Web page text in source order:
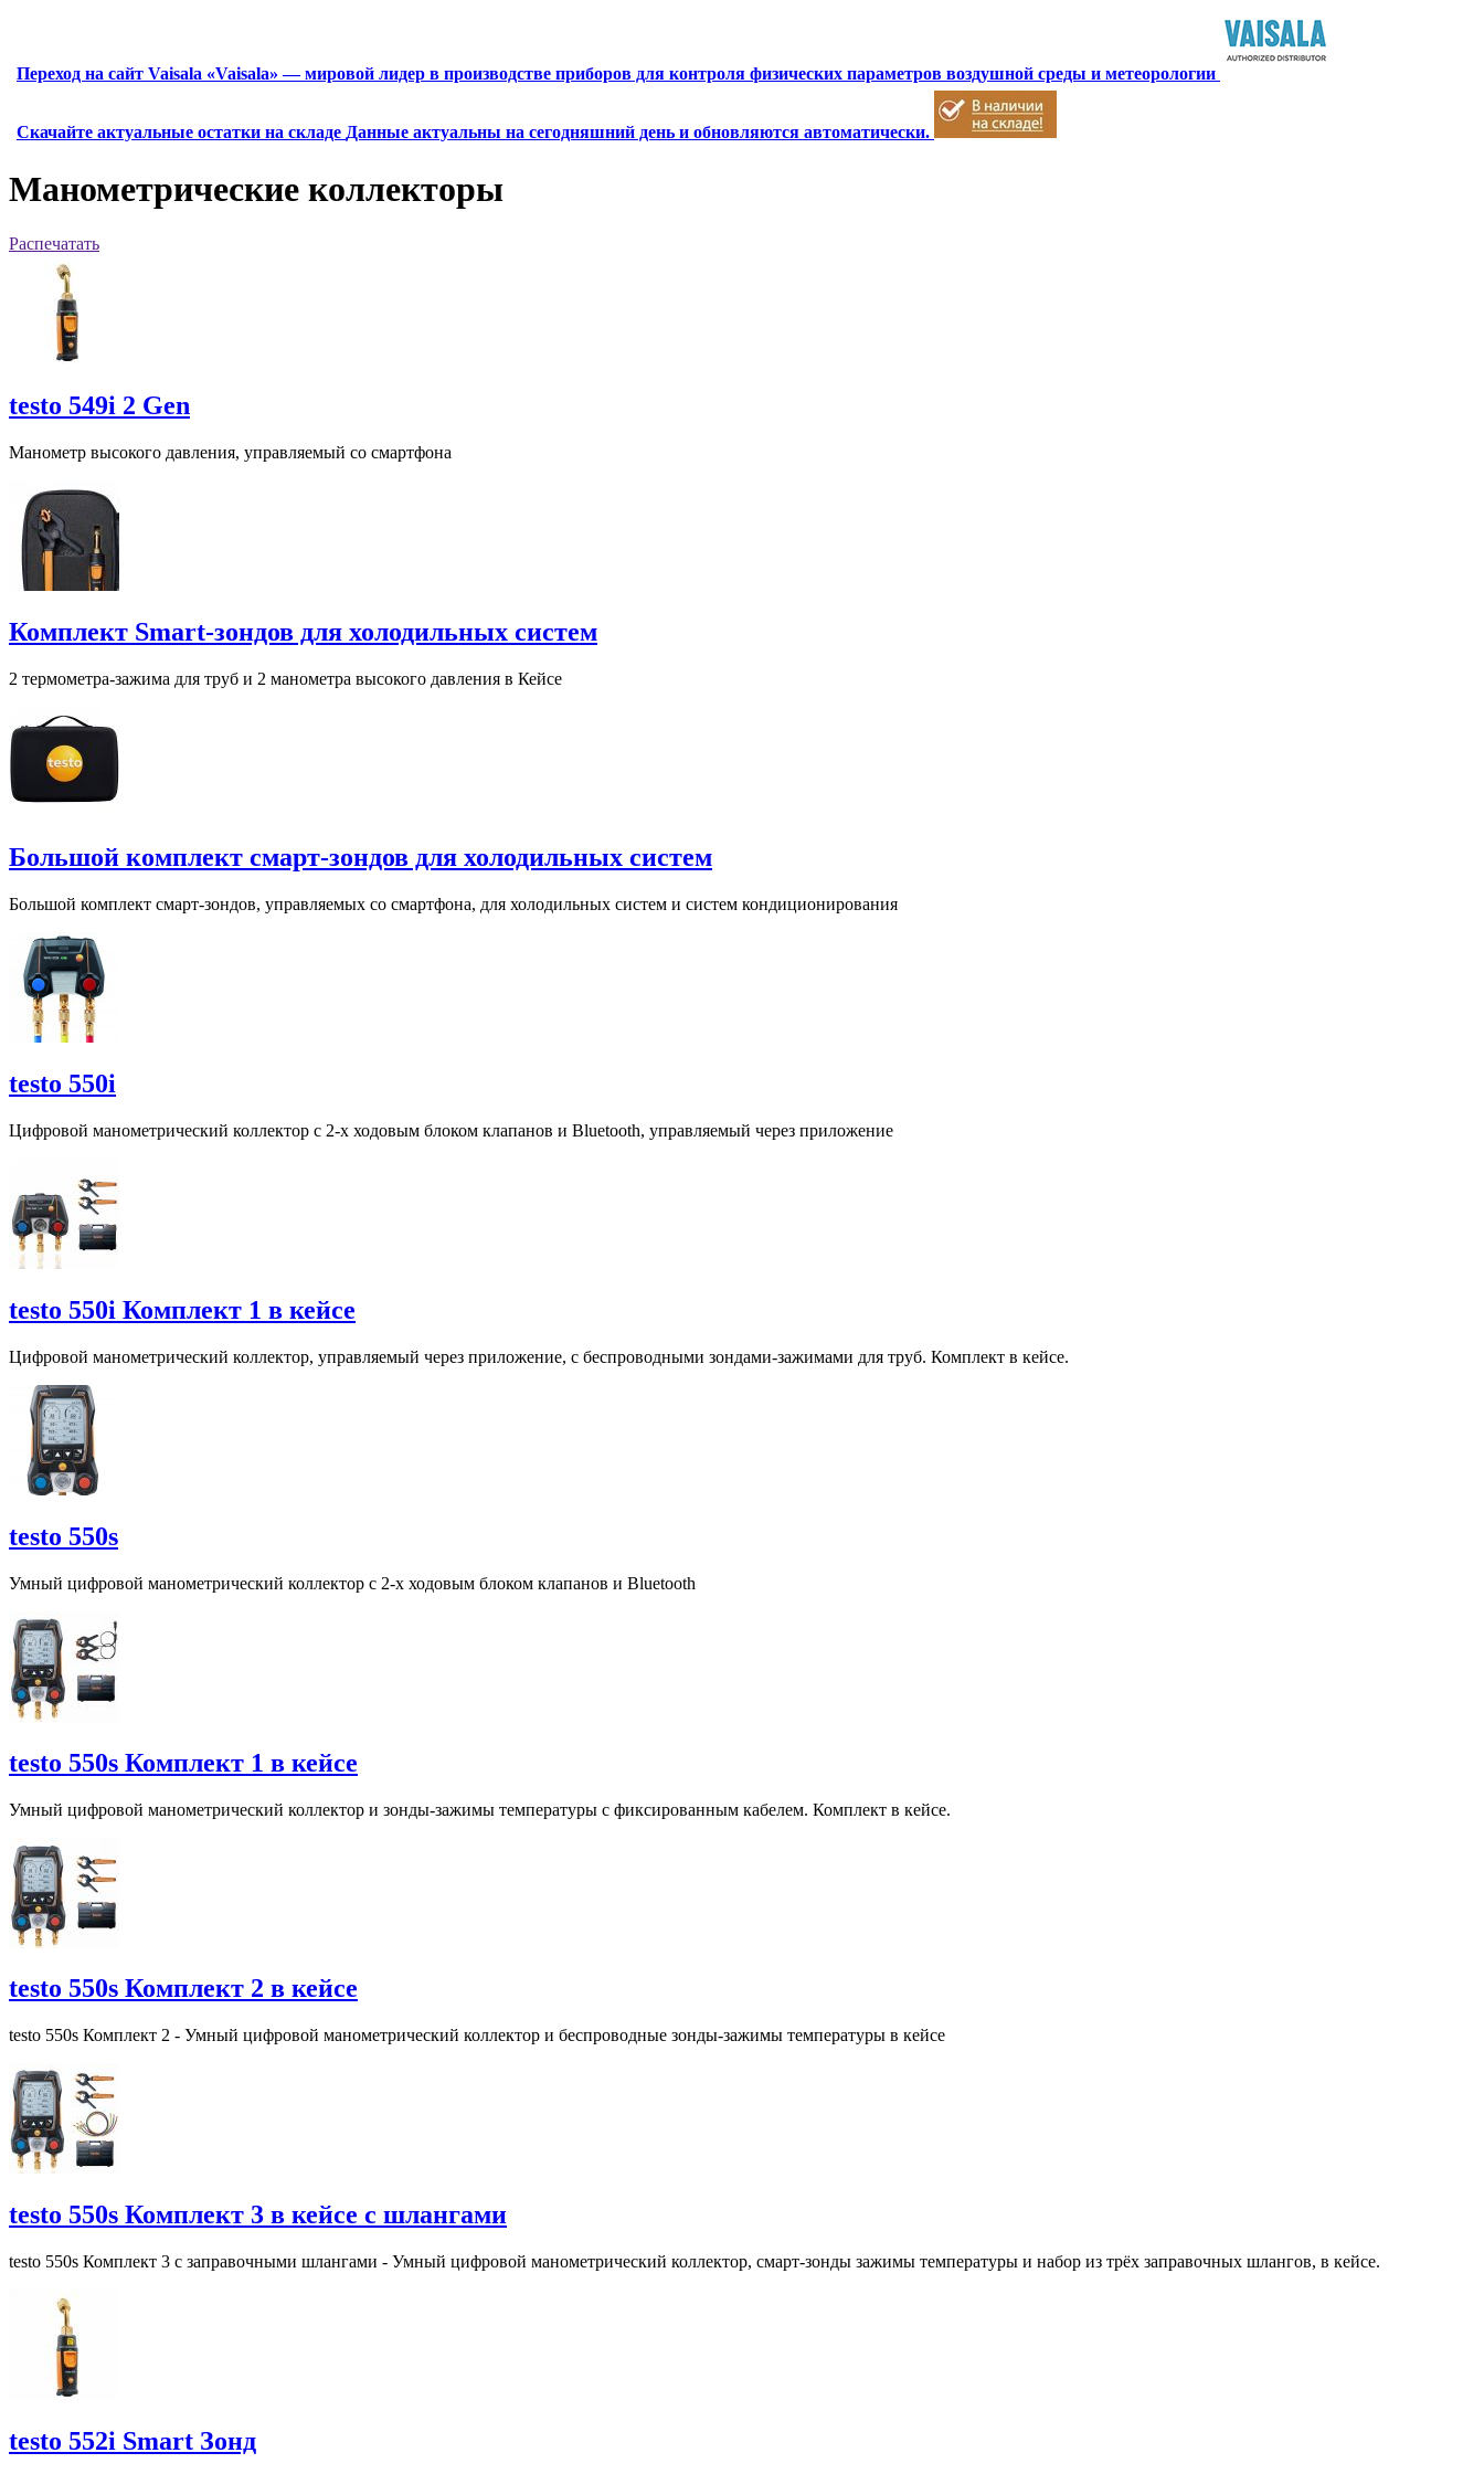
Переход на сайт Vaisala «Vaisala» — мировой лидер в производстве приборов для контроля физических параметров воздушной среды и метеорологии
Скачайте актуальные остатки на складе Данные актуальны на сегодняшний день и обновляются автоматически.
Манометрические коллекторы
Распечатать
testo 549i 2 Gen
Манометр высокого давления, управляемый со смартфона
Комплект Smart-зондов для холодильных систем
2 термометра-зажима для труб и 2 манометра высокого давления в Кейсе
Большой комплект смарт-зондов для холодильных систем
Большой комплект смарт-зондов, управляемых со смартфона, для холодильных систем и систем кондиционирования
testo 550i
Цифровой манометрический коллектор с 2-х ходовым блоком клапанов и Bluetooth, управляемый через приложение
testo 550i Комплект 1 в кейсе
Цифровой манометрический коллектор, управляемый через приложение, с беспроводными зондами-зажимами для труб. Комплект в кейсе.
testo 550s
Умный цифровой манометрический коллектор с 2-х ходовым блоком клапанов и Bluetooth
testo 550s Комплект 1 в кейсе
Умный цифровой манометрический коллектор и зонды-зажимы температуры с фиксированным кабелем. Комплект в кейсе.
testo 550s Комплект 2 в кейсе
testo 550s Комплект 2 - Умный цифровой манометрический коллектор и беспроводные зонды-зажимы температуры в кейсе
testo 550s Комплект 3 в кейсе c шлангами
testo 550s Комплект 3 с заправочными шлангами - Умный цифровой манометрический коллектор, смарт-зонды зажимы температуры и набор из трёх заправочных шлангов, в кейсе.
testo 552i Smart Зонд